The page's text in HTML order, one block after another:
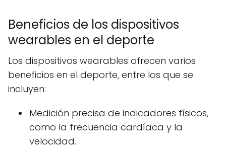
Beneficios de los dispositivos
wearables en el deporte
Los dispositivos wearables ofrecen varios
beneficios en el deporte, entre los que se
incluyen:
Medición precisa de indicadores físicos,
como la frecuencia cardíaca y la
velocidad.